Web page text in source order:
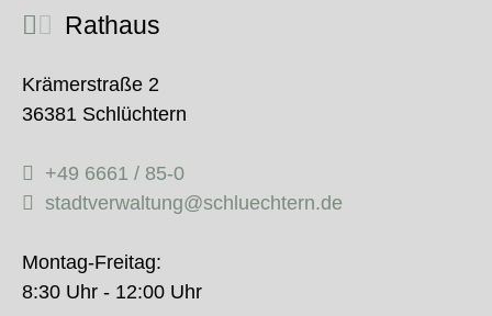
Rathaus
Krämerstraße 2
36381 Schlüchtern
+49 6661 / 85-0
stadtverwaltung@schluechtern.de
Montag-Freitag:
8:30 Uhr - 12:00 Uhr